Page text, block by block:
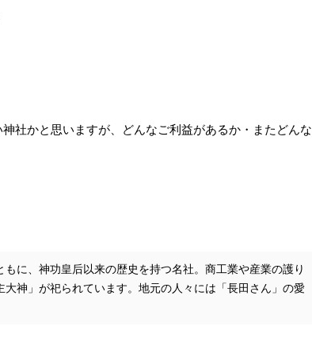
社かと思いますが、どんなご利益があるか・またどんな
もに、神功皇后以来の歴史を持つ名社。商工業や産業の護り
神」が祀られています。地元の人々には「長田さん」の愛